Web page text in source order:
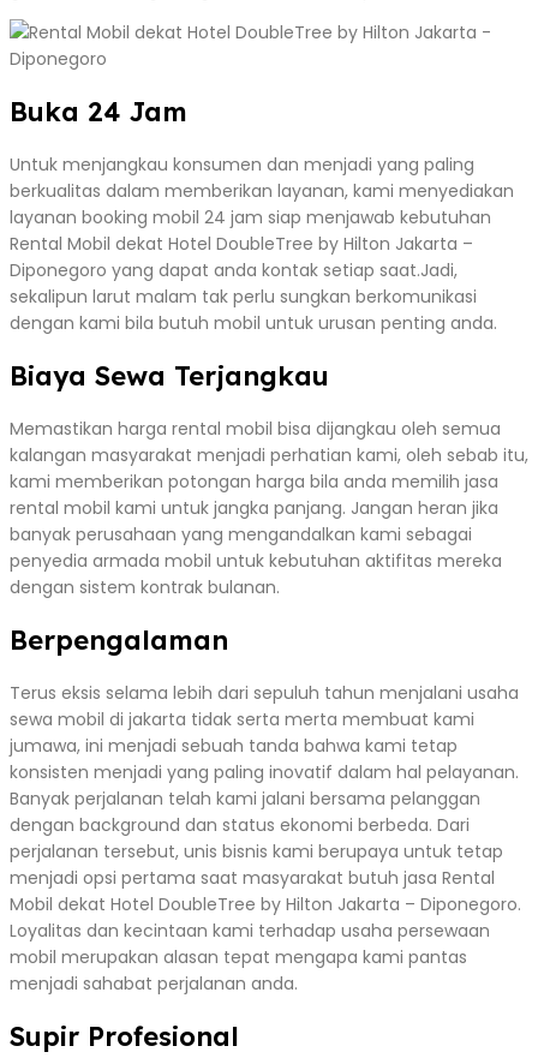
Buka 24 Jam
Untuk menjangkau konsumen dan menjadi yang paling
berkualitas dalam memberikan layanan, kami menyediakan
layanan booking mobil 24 jam siap menjawab kebutuhan
Rental Mobil dekat Hotel DoubleTree by Hilton Jakarta –
Diponegoro yang dapat anda kontak setiap saat.Jadi,
sekalipun larut malam tak perlu sungkan berkomunikasi
dengan kami bila butuh mobil untuk urusan penting anda.
Biaya Sewa Terjangkau
Memastikan harga rental mobil bisa dijangkau oleh semua
kalangan masyarakat menjadi perhatian kami, oleh sebab itu,
kami memberikan potongan harga bila anda memilih jasa
rental mobil kami untuk jangka panjang. Jangan heran jika
banyak perusahaan yang mengandalkan kami sebagai
penyedia armada mobil untuk kebutuhan aktifitas mereka
dengan sistem kontrak bulanan.
Berpengalaman
Terus eksis selama lebih dari sepuluh tahun menjalani usaha
sewa mobil di jakarta tidak serta merta membuat kami
jumawa, ini menjadi sebuah tanda bahwa kami tetap
konsisten menjadi yang paling inovatif dalam hal pelayanan.
Banyak perjalanan telah kami jalani bersama pelanggan
dengan background dan status ekonomi berbeda. Dari
perjalanan tersebut, unis bisnis kami berupaya untuk tetap
menjadi opsi pertama saat masyarakat butuh jasa Rental
Mobil dekat Hotel DoubleTree by Hilton Jakarta – Diponegoro.
Loyalitas dan kecintaan kami terhadap usaha persewaan
mobil merupakan alasan tepat mengapa kami pantas
menjadi sahabat perjalanan anda.
Supir Profesional